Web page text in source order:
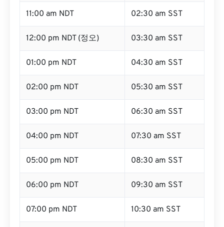
11:00 am NDT 02:30 am SST
12:00 pm NDT (정오) 03:30 am SST
01:00 pm NDT 04:30 am SST
02:00 pm NDT 05:30 am SST
03:00 pm NDT 06:30 am SST
04:00 pm NDT 07:30 am SST
05:00 pm NDT 08:30 am SST
06:00 pm NDT 09:30 am SST
07:00 pm NDT 10:30 am SST